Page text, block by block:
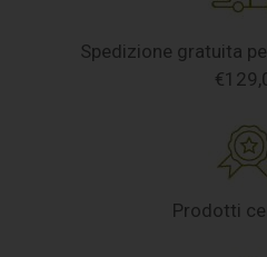
Spedizione gratuita
Prodotti